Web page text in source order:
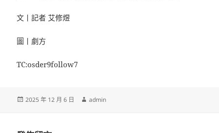
文丨記者 艾修煜
圖丨劇方
TC:osder9follow7
發
2025 年 12 月 6 日
作
admin